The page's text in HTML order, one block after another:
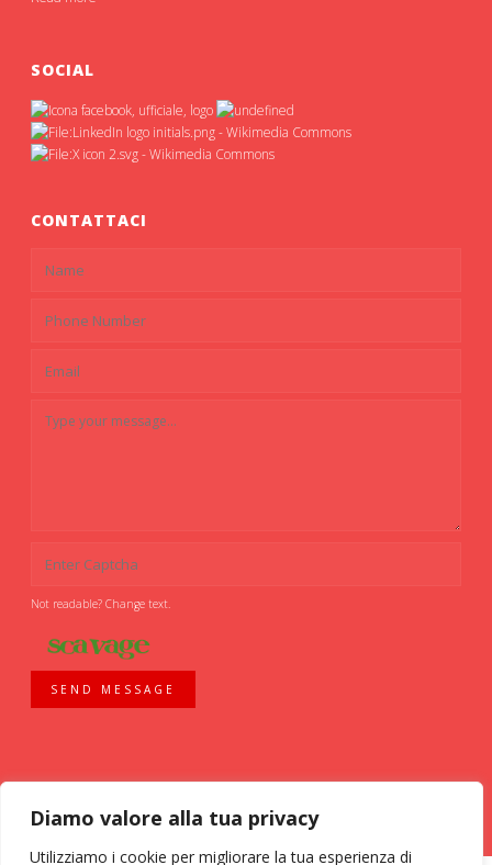
Diamo valore alla tua privacy
Utilizziamo i cookie per migliorare la tua esperienza di
SOCIAL
CONTATTACI
Not readable? Change text.
SEND MESSAGE